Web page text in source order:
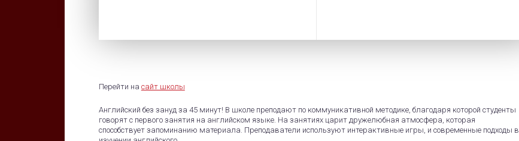
Перейти на сайт школы
Английский без зануд за 45 минут! В школе преподают по коммуникативной методике, благодаря которой студенты
говорят с первого занятия на английском языке. На занятиях царит дружелюбная атмосфера, которая
способствует запоминанию материала. Преподаватели используют интерактивные игры, и современные подходы в